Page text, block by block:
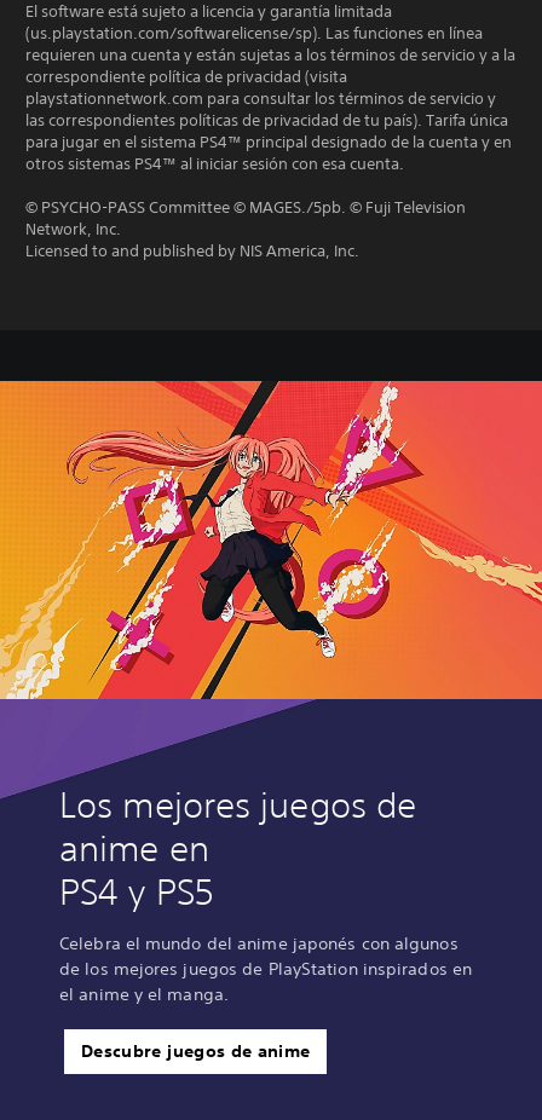
El software está sujeto a licencia y garantía limitada
(us.playstation.com/softwarelicense/sp). Las funciones en línea
requieren una cuenta y están sujetas a los términos de servicio y a la
correspondiente política de privacidad (visita
playstationnetwork.com para consultar los términos de servicio y
las correspondientes políticas de privacidad de tu país). Tarifa única
para jugar en el sistema PS4™ principal designado de la cuenta y en
otros sistemas PS4™ al iniciar sesión con esa cuenta.
© PSYCHO-PASS Committee © MAGES./5pb. © Fuji Television
Network, Inc.
Licensed to and published by NIS America, Inc.
Los mejores juegos de
anime en
PS4 y PS5
Celebra el mundo del anime japonés con algunos
de los mejores juegos de PlayStation inspirados en
el anime y el manga.
Descubre juegos de anime